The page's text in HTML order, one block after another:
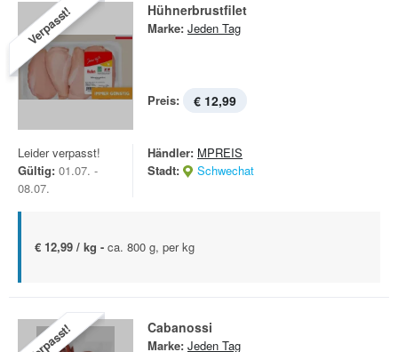
Verpasst! Hühnerbrustfilet
Marke: Jeden Tag
Preis: € 12,99
Leider verpasst!
Gültig: 01.07. -
08.07.
Händler: MPREIS
Stadt:
Schwechat
€ 12,99 / kg - ca. 800 g, per kg
Verpasst! Cabanossi
Marke: Jeden Tag